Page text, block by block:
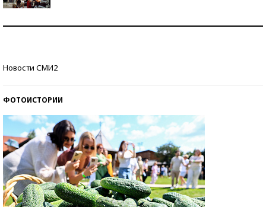
Новости СМИ2
ФОТОИСТОРИИ